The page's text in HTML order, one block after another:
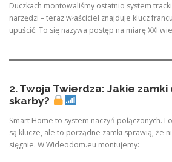
Duczkach montowaliśmy ostatnio system
narzędzi – teraz właściciel znajduje klucz
upuścić. To się nazywa postęp na miarę XXI
2. Twoja Twierdza: Jakie zamki
skarby?
Smart Home to system naczyń połączonych.
są klucze, ale to porządne zamki sprawią, że
sięgnie. W Wideodom.eu montujemy: